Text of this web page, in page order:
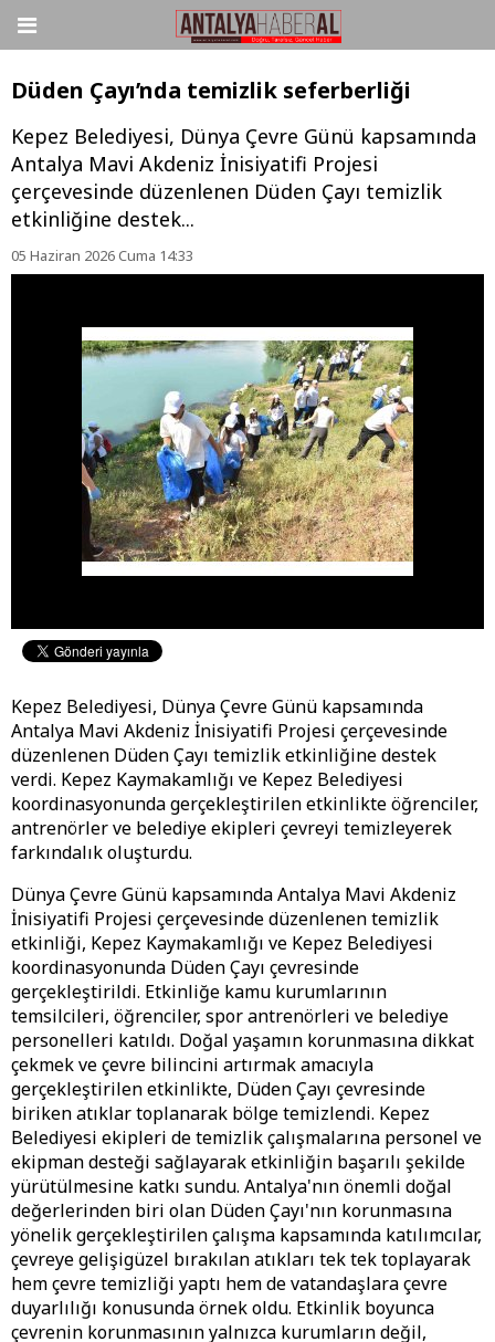
Düden Çayı’nda temizlik seferberliği
Kepez Belediyesi, Dünya Çevre Günü kapsamında
Antalya Mavi Akdeniz İnisiyatifi Projesi
çerçevesinde düzenlenen Düden Çayı temizlik
etkinliğine destek...
05 Haziran 2026 Cuma 14:33
Kepez Belediyesi, Dünya Çevre Günü kapsamında
Antalya Mavi Akdeniz İnisiyatifi Projesi çerçevesinde
düzenlenen Düden Çayı temizlik etkinliğine destek
verdi. Kepez Kaymakamlığı ve Kepez Belediyesi
koordinasyonunda gerçekleştirilen etkinlikte öğrenciler,
antrenörler ve belediye ekipleri çevreyi temizleyerek
farkındalık oluşturdu.
Dünya Çevre Günü kapsamında Antalya Mavi Akdeniz
İnisiyatifi Projesi çerçevesinde düzenlenen temizlik
etkinliği, Kepez Kaymakamlığı ve Kepez Belediyesi
koordinasyonunda Düden Çayı çevresinde
gerçekleştirildi. Etkinliğe kamu kurumlarının
temsilcileri, öğrenciler, spor antrenörleri ve belediye
personelleri katıldı. Doğal yaşamın korunmasına dikkat
çekmek ve çevre bilincini artırmak amacıyla
gerçekleştirilen etkinlikte, Düden Çayı çevresinde
biriken atıklar toplanarak bölge temizlendi. Kepez
Belediyesi ekipleri de temizlik çalışmalarına personel ve
ekipman desteği sağlayarak etkinliğin başarılı şekilde
yürütülmesine katkı sundu. Antalya'nın önemli doğal
değerlerinden biri olan Düden Çayı'nın korunmasına
yönelik gerçekleştirilen çalışma kapsamında katılımcılar,
çevreye gelişigüzel bırakılan atıkları tek tek toplayarak
hem çevre temizliği yaptı hem de vatandaşlara çevre
duyarlılığı konusunda örnek oldu. Etkinlik boyunca
çevrenin korunmasının yalnızca kurumların değil,